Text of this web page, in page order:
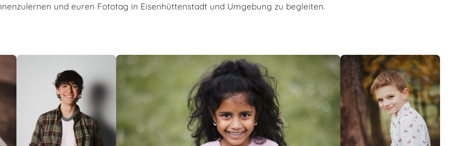
und euren Fototag in Eisenhüttenstadt und Umgebung zu begleiten.